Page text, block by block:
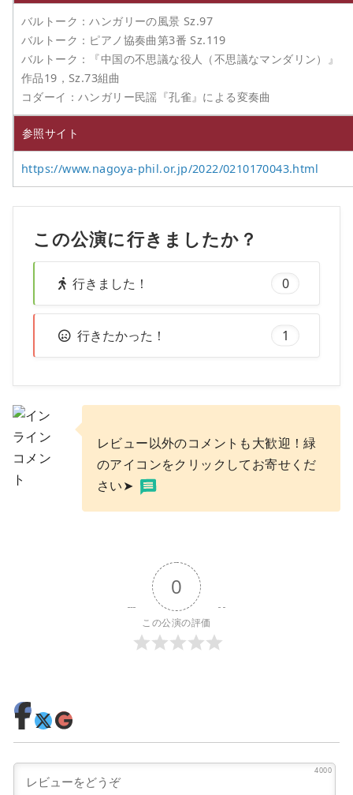
バルトーク：ハンガリーの風景 Sz.97
バルトーク：ピアノ協奏曲第3番 Sz.119
バルトーク：『中国の不思議な役人（不思議なマンダリン）』
作品19，Sz.73組曲
コダーイ：ハンガリー民謡『孔雀』による変奏曲
参照サイト
https://www.nagoya-phil.or.jp/2022/0210170043.html
この公演に行きましたか？
行きました！ 0
行きたかった！ 1
レビュー以外のコメントも大歓迎！緑
のアイコンをクリックしてお寄せくだ
さい➤
0
この公演の評価
4000